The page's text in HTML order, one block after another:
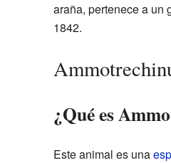
araña, pertenece a un
1842.
¿Qué es
Este animal es una